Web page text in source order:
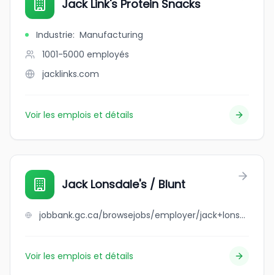
Jack Link's Protein Snacks
Industrie: Manufacturing
1001-5000 employés
jacklinks.com
Voir les emplois et détails
Jack Lonsdale's / Blunt
jobbank.gc.ca/browsejobs/employer/jack+lonsdale%27s++%2F+blunt/ca
Voir les emplois et détails